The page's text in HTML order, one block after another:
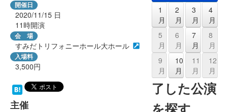
開催日
2020/11/15 日
11時開演
会 場
すみだトリフォニーホール大ホール
入場料
3,500円
主催
1
月
2
月
3
月
4
月
5
月
6
月
7
月
8
月
9
月
10
月
11
月
12
月
了した公演